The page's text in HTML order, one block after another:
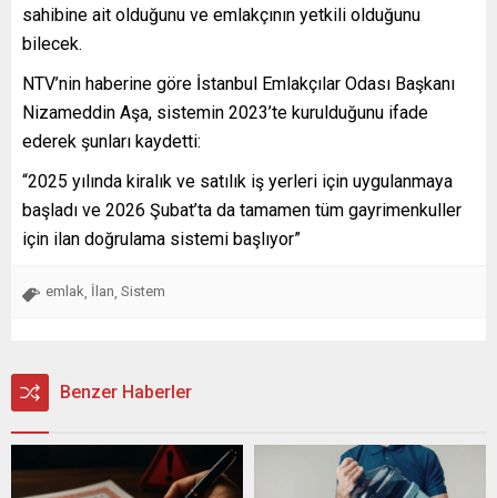
sahibine ait olduğunu ve emlakçının yetkili olduğunu
bilecek.
NTV’nin haberine göre İstanbul Emlakçılar Odası Başkanı
Nizameddin Aşa, sistemin 2023’te kurulduğunu ifade
ederek şunları kaydetti:
“2025 yılında kiralık ve satılık iş yerleri için uygulanmaya
başladı ve 2026 Şubat’ta da tamamen tüm gayrimenkuller
için ilan doğrulama sistemi başlıyor”
emlak İlan Sistem
Benzer Haberler